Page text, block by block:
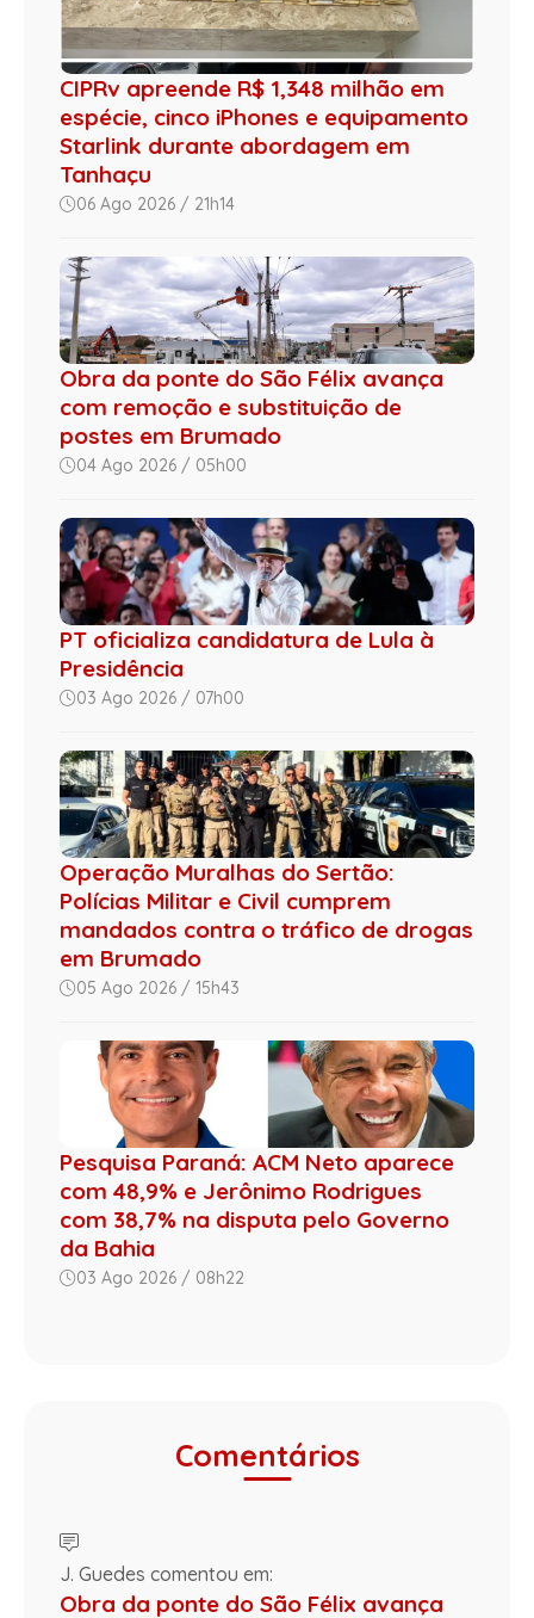
CIPRv apreende R$ 1,348 milhão em
espécie, cinco iPhones e equipamento
Starlink durante abordagem em
Tanhaçu
06 Ago 2026 / 21h14
Obra da ponte do São Félix avança
com remoção e substituição de
postes em Brumado
04 Ago 2026 / 05h00
PT oficializa candidatura de Lula à
Presidência
03 Ago 2026 / 07h00
Operação Muralhas do Sertão:
Polícias Militar e Civil cumprem
mandados contra o tráfico de drogas
em Brumado
05 Ago 2026 / 15h43
Pesquisa Paraná: ACM Neto aparece
com 48,9% e Jerônimo Rodrigues
com 38,7% na disputa pelo Governo
da Bahia
03 Ago 2026 / 08h22
Comentários
J. Guedes comentou em:
Obra da ponte do São Félix avança